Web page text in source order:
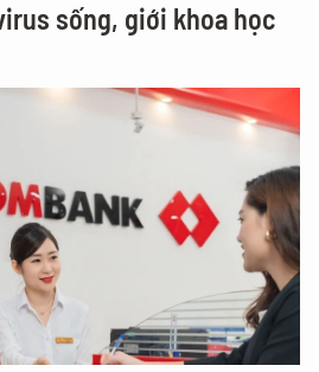
sống, giới khoa học